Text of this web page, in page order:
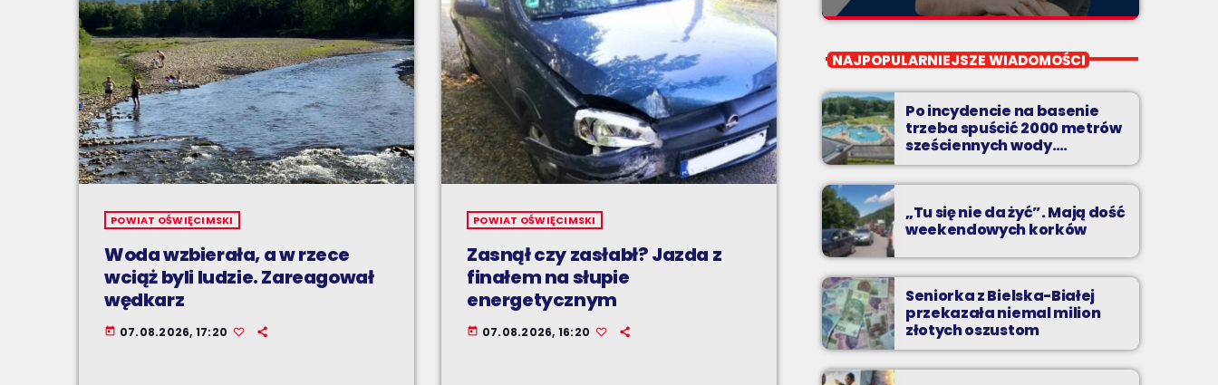
POWIAT OŚWIĘCIMSKI
Woda wzbierała, a w rzece
wciąż byli ludzie. Zareagował
wędkarz
today 07.08.2026, 17:20
POWIAT OŚWIĘCIMSKI
Zasnął czy zasłabł? Jazda z
finałem na słupie
energetycznym
today 07.08.2026, 16:20
Z kina wzięte
Z Kina Wzięte to audycja w której film
występuje roli głównej.
NAJPOPULARNIEJSZE WIADOMOŚCI
Po incydencie na basenie
trzeba spuścić 2000 metrów
sześciennych wody.
„Ogromne koszty i ogromna
praca”
„Tu się nie da żyć”. Mają dość
weekendowych korków
Seniorka z Bielska-Białej
przekazała niemal milion
złotych oszustom